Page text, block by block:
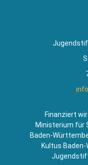
Finanziert
Ministerium für
Baden-
Kultus